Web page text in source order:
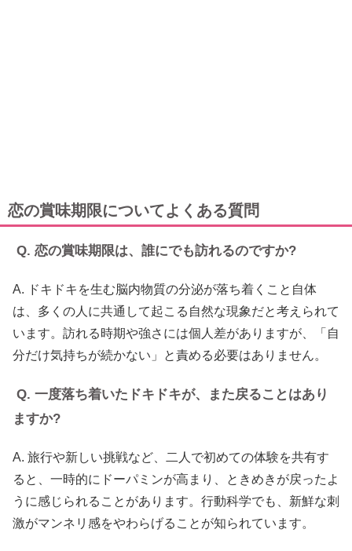
恋の賞味期限についてよくある質問
Q. 恋の賞味期限は、誰にでも訪れるのですか?
A. ドキドキを生む脳内物質の分泌が落ち着くこと自体
は、多くの人に共通して起こる自然な現象だと考えられて
います。訪れる時期や強さには個人差がありますが、「自
分だけ気持ちが続かない」と責める必要はありません。
Q. 一度落ち着いたドキドキが、また戻ることはあり
ますか?
A. 旅行や新しい挑戦など、二人で初めての体験を共有す
ると、一時的にドーパミンが高まり、ときめきが戻ったよ
うに感じられることがあります。行動科学でも、新鮮な刺
激がマンネリ感をやわらげることが知られています。